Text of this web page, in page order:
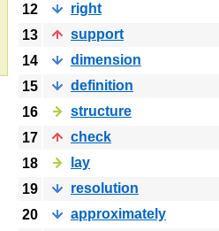
12
right
13
support
14
dimension
15
definition
16
structure
17
check
18
lay
19
resolution
20
approximately